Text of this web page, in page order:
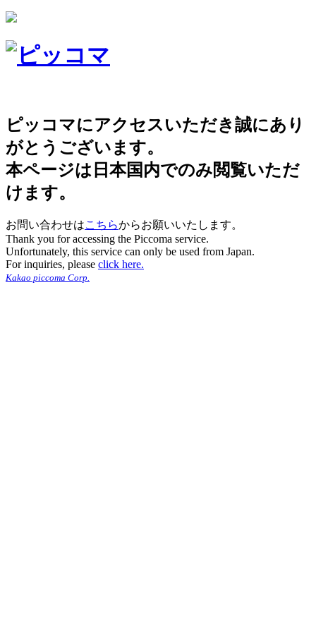
ピッコマにアクセスいただき誠にあり
がとうございます。
本ページは日本国内でのみ閲覧いただ
けます。
お問い合わせはこちらからお願いいたします。
Thank you for accessing the Piccoma service.
Unfortunately, this service can only be used from Japan.
For inquiries, please click here.
Kakao piccoma Corp.